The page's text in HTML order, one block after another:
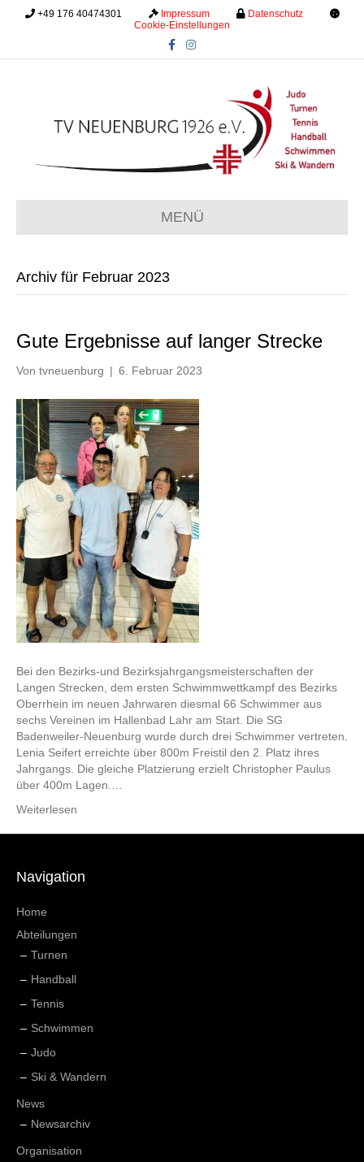
+49 176 40474301 Impressum Datenschutz
Cookie-Einstellungen
c
k
s
a
m
MENÜ
Archiv für Februar 2023
Gute Ergebnisse auf langer Strecke
Von tvneuenburg | 6. Februar 2023
Bei den Bezirks-und Bezirksjahrgangsmeisterschaften der
Langen Strecken, dem ersten Schwimmwettkampf des Bezirks
Oberrhein im neuen Jahrwaren diesmal 66 Schwimmer aus
sechs Vereinen im Hallenbad Lahr am Start. Die SG
Badenweiler-Neuenburg wurde durch drei Schwimmer vertreten.
Lenia Seifert erreichte über 800m Freistil den 2. Platz ihres
Jahrgangs. Die gleiche Platzierung erzielt Christopher Paulus
über 400m Lagen.…
Weiterlesen
Navigation
Home
Abteilungen
Turnen
Handball
Tennis
Schwimmen
Judo
Ski & Wandern
News
Newsarchiv
Organisation